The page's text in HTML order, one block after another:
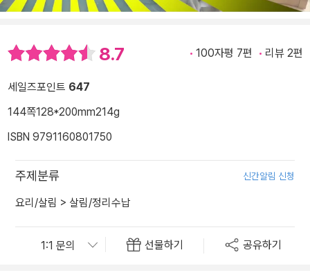
8.7 100자평 7편 리뷰 2편
세일즈포인트 647
144쪽128*200mm214g
ISBN 9791160801750
주제분류 신간알림 신청
요리/살림 > 살림/정리수납
선물하기 공유하기